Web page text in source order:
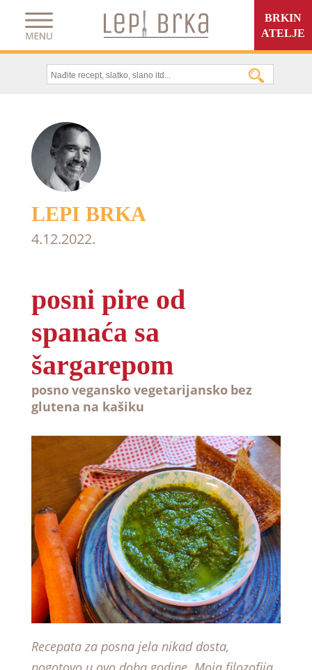
BRKIN
ATELJE
LEPI BRKA
4.12.2022.
posni pire od
spanaća sa
šargarepom
posnoveganskovegetarijansko bez
glutena na kašiku
Recepata za posna jela nikad dosta,